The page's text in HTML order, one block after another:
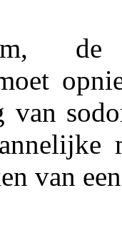
de
van
van